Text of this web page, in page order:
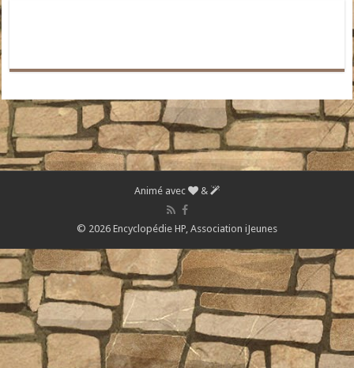
Animé avec &
© 2026 Encyclopédie HP, Association iJeunes